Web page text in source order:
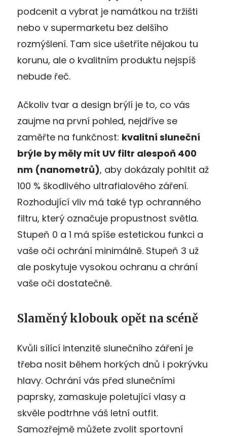
podcenit a vybrat je namátkou na tržišti
nebo v supermarketu bez delšího
rozmýšlení. Tam sice ušetříte nějakou tu
korunu, ale o kvalitním produktu nejspíš
nebude řeč.
Ačkoliv tvar a design brýlí je to, co vás
zaujme na první pohled, nejdříve se
zaměřte na funkčnost: kvalitní sluneční
brýle by měly mít UV filtr alespoň 400
nm (nanometrů), aby dokázaly pohltit až
100 % škodlivého ultrafialového záření.
Rozhodující vliv má také typ ochranného
filtru, který označuje propustnost světla.
Stupeň 0 a 1 má spíše estetickou funkci a
vaše oči ochrání minimálně. Stupeň 3 už
ale poskytuje vysokou ochranu a chrání
vaše oči dostatečně.
Slaměný klobouk opět na scéně
Kvůli sílící intenzitě slunečního záření je
třeba nosit během horkých dnů i pokrývku
hlavy. Ochrání vás před slunečními
paprsky, zamaskuje poletující vlasy a
skvěle podtrhne váš letní outfit.
Samozřejmě můžete zvolit sportovní